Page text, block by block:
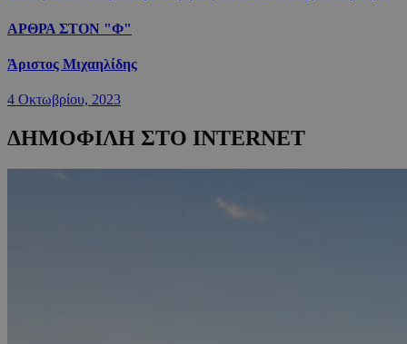
ΑΡΘΡΑ ΣΤΟΝ "Φ"
Άριστος Μιχαηλίδης
4 Οκτωβρίου, 2023
ΔΗΜΟΦΙΛΗ ΣΤΟ INTERNET